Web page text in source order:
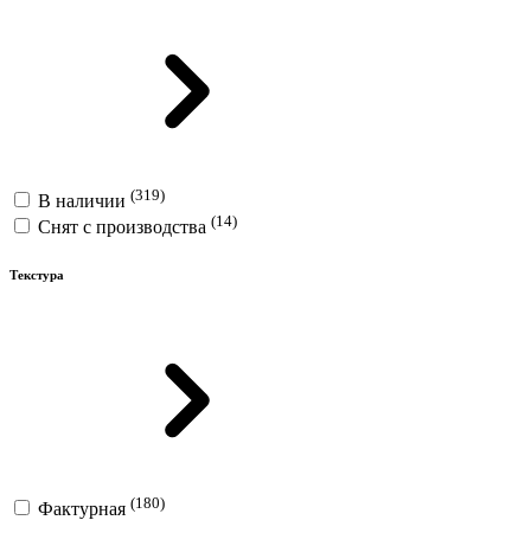
В наличии (319)
Снят с производства (14)
Текстура
Фактурная (180)